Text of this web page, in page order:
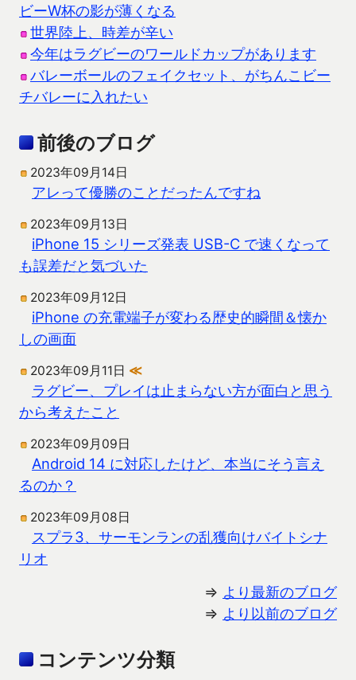
ビーW杯の影が薄くなる
世界陸上、時差が辛い
今年はラグビーのワールドカップがあります
バレーボールのフェイクセット、がちんこビー
チバレーに入れたい
前後のブログ
2023年09月14日
アレって優勝のことだったんですね
2023年09月13日
iPhone 15 シリーズ発表 USB-C で速くなって
も誤差だと気づいた
2023年09月12日
iPhone の充電端子が変わる歴史的瞬間＆懐か
しの画面
2023年09月11日 ≪
ラグビー、プレイは止まらない方が面白と思う
から考えたこと
2023年09月09日
Android 14 に対応したけど、本当にそう言え
るのか？
2023年09月08日
スプラ3、サーモンランの乱獲向けバイトシナ
リオ
⇒ より最新のブログ
⇒ より以前のブログ
コンテンツ分類